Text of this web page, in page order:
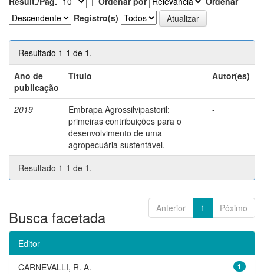
Registro(s)
Resultado 1-1 de 1.
Ano de
publicação
Título Autor(es)
2019
Embrapa Agrossilvipastoril:
primeiras contribuições para o
desenvolvimento de uma
agropecuária sustentável.
-
Resultado 1-1 de 1.
Anterior 1 Póximo
Busca facetada
Editor
1
CARNEVALLI, R. A.